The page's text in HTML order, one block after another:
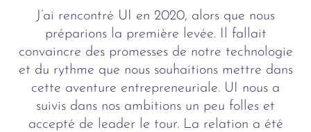
J’ai rencontré UI en 2020, alors que nous
préparions la première levée. Il fallait
convaincre des promesses de notre technologie
et du rythme que nous souhaitions mettre dans
cette aventure entrepreneuriale. UI nous a
suivis dans nos ambitions un peu folles et
accepté de leader le tour. La relation a été